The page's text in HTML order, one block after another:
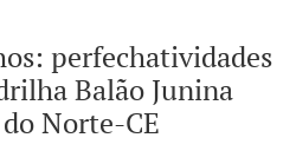
perfechatividades
Balão Junina
Norte-CE